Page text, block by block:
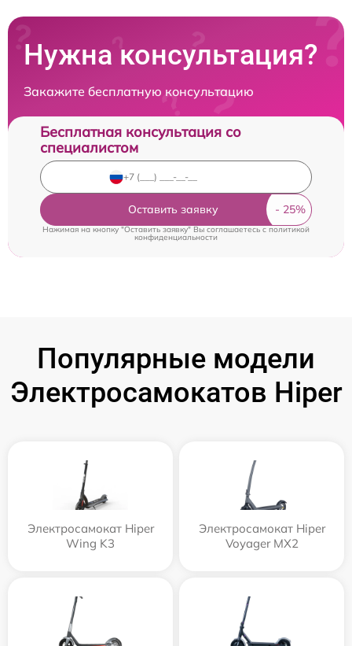
Нужна консультация?
Закажите бесплатную консультацию
Бесплатная консультация со
специалистом
Оставить заявку
Нажимая на кнопку "Оставить заявку" Вы соглашаетесь cполитикой
конфиденциальности
Популярные модели
Электросамокатов Hiper
Электросамокат Hiper
Wing K3
Электросамокат Hiper
Voyager MX2